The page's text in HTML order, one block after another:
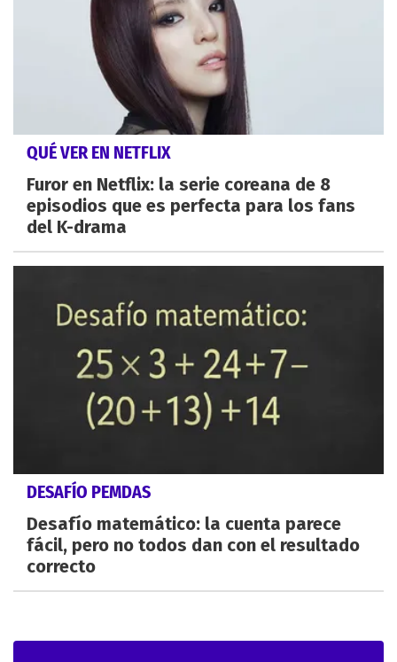
QUÉ VER EN NETFLIX
Furor en Netflix: la serie coreana de 8
episodios que es perfecta para los fans
del K-drama
DESAFÍO PEMDAS
Desafío matemático: la cuenta parece
fácil, pero no todos dan con el resultado
correcto